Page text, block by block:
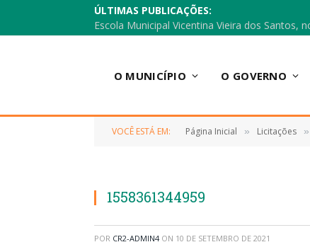
ÚLTIMAS PUBLICAÇÕES:
O MUNICÍPIO O GOVERNO
VOCÊ ESTÁ EM: Página Inicial » Licitações »
1558361344959
POR CR2-ADMIN4 ON 10 DE SETEMBRO DE 2021